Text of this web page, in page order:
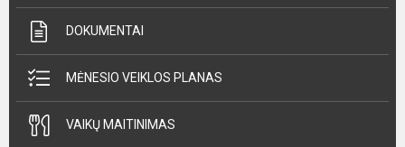
DOKUMENTAI
MĖNESIO VEIKLOS PLANAS
VAIKŲ MAITINIMAS